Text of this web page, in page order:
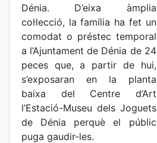
Dénia. D’eixa àmplia
col·lecció, la família ha fet un
comodat o préstec temporal
a l’Ajuntament de Dénia de 24
peces que, a partir de hui,
s’exposaran en la planta
baixa del Centre d’Art
l’Estació-Museu dels Joguets
de Dénia perquè el públic
puga gaudir-les.